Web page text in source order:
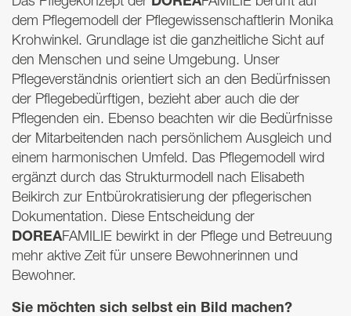
dem Pflegemodell der Pflegewissenschaftlerin Monika
Krohwinkel. Grundlage ist die ganzheitliche Sicht auf
den Menschen und seine Umgebung. Unser
Pflegeverständnis orientiert sich an den Bedürfnissen
der Pflegebedürftigen, bezieht aber auch die der
Pflegenden ein. Ebenso beachten wir die Bedürfnisse
der Mitarbeitenden nach persönlichem Ausgleich und
einem harmonischen Umfeld. Das Pflegemodell wird
ergänzt durch das Strukturmodell nach Elisabeth
Beikirch zur Entbürokratisierung der pflegerischen
Dokumentation. Diese Entscheidung der
DOREAFAMILIE bewirkt in der Pflege und Betreuung
mehr aktive Zeit für unsere Bewohnerinnen und
Bewohner.
Sie möchten sich selbst ein Bild machen?